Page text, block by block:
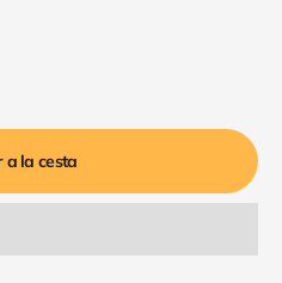
a la cesta